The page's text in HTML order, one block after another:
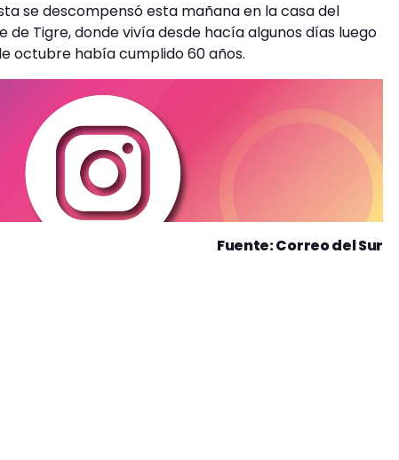
se descompensó esta mañana en la casa del
Tigre, donde vivía desde hacía algunos días luego
octubre había cumplido 60 años.
Fuente: Correo del Sur